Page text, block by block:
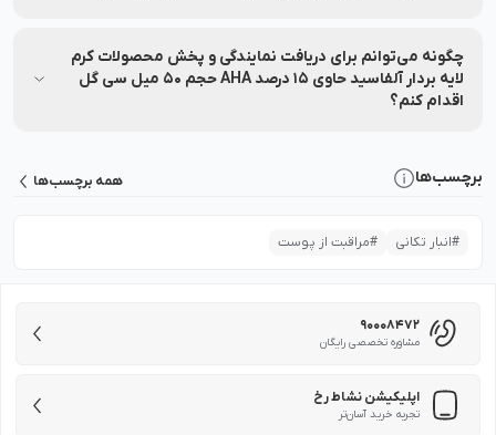
میل سی گل با شماره 90008472 تماس بگیرید.
چگونه می‌توانم برای دریافت نمایندگی و پخش محصولات کرم
لایه بردار آلفاسید حاوی 15 درصد AHA حجم 50 میل سی گل
اقدام کنم؟
90008472 تماس بگیرید تا کارشناسان، شرایط همکاری و مراحل ثبت
برچسب‌ها همه برچسب‌ها
#انبار تکانی #مراقبت از پوست
90008472
مشاوره تخصصی رایگان
اپلیکیشن نشاط رخ
تجربه خرید آسان‌تر